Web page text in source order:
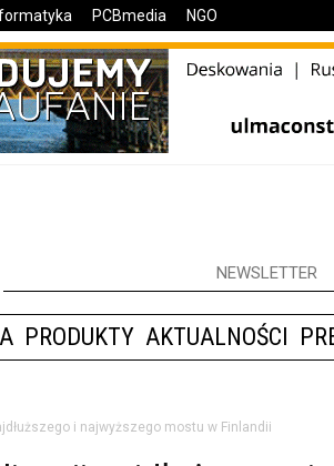
PCBmedia NGO
PRODUKTY AKTUALNOŚCI
i najwyższego mostu w Finlandii